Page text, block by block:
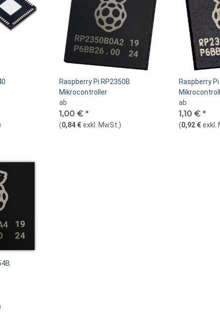
Raspberry Pi RP2350B
Mikrocontroller
ab
1,00 € *
(0,84 € exkl. MwSt. )
Raspberry
ab
1,10 € *
(0,92 €exkl.